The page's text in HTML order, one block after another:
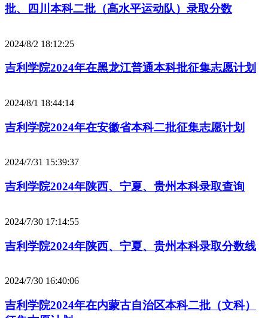
批、四川本科二批（高水平运动队）录取分数
2024/8/2 18:12:25
吉利学院2024年在黑龙江普通本科批征集志愿计划
2024/8/1 18:44:14
吉利学院2024年在安徽省本科二批征集志愿计划
2024/7/31 15:39:37
吉利学院2024年陕西、宁夏、贵州本科录取查询
2024/7/30 17:14:55
吉利学院2024年陕西、宁夏、贵州本科录取分数线
2024/7/30 16:40:06
吉利学院2024年在内蒙古自治区本科二批（文科）